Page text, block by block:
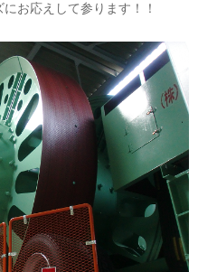
お応えして参ります！！